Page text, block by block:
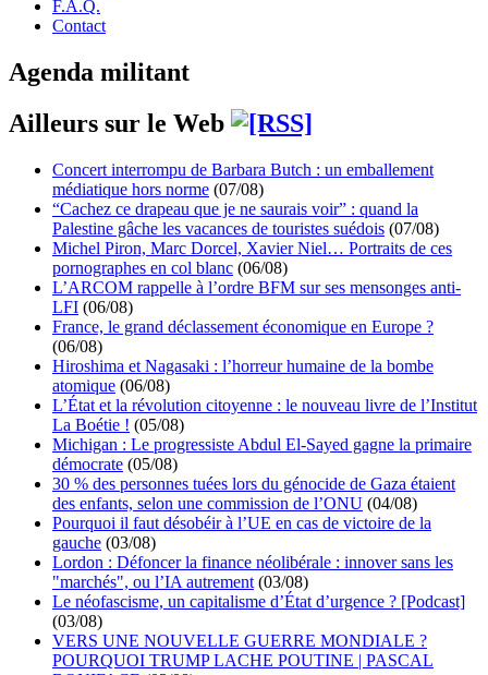
F.A.Q.
Contact
Agenda militant
Ailleurs sur le Web
Concert interrompu de Barbara Butch : un emballement
médiatique hors norme (07/08)
“Cachez ce drapeau que je ne saurais voir” : quand la
Palestine gâche les vacances de touristes suédois (07/08)
Michel Piron, Marc Dorcel, Xavier Niel… Portraits de ces
pornographes en col blanc (06/08)
L’ARCOM rappelle à l’ordre BFM sur ses mensonges anti-
LFI (06/08)
France, le grand déclassement économique en Europe ?
(06/08)
Hiroshima et Nagasaki : l’horreur humaine de la bombe
atomique (06/08)
L’État et la révolution citoyenne : le nouveau livre de l’Institut
La Boétie ! (05/08)
Michigan : Le progressiste Abdul El-Sayed gagne la primaire
démocrate (05/08)
30 % des personnes tuées lors du génocide de Gaza étaient
des enfants, selon une commission de l’ONU (04/08)
Pourquoi il faut désobéir à l’UE en cas de victoire de la
gauche (03/08)
Lordon : Défoncer la finance néolibérale : innover sans les
"marchés", ou l’IA autrement (03/08)
Le néofascisme, un capitalisme d’État d’urgence ? [Podcast]
(03/08)
VERS UNE NOUVELLE GUERRE MONDIALE ?
POURQUOI TRUMP LACHE POUTINE | PASCAL